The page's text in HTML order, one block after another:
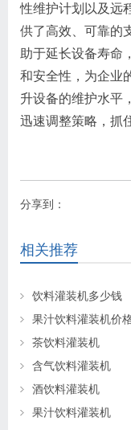
性维护计划以及远
供了高效、可靠的
助于延长设备寿命
和安全性，为企业
升设备的维护水平
迅速调整策略，抓
分享到：
相关推荐
饮料灌装机多少钱
果汁饮料灌装机价
茶饮料灌装机
含气饮料灌装机
酒饮料灌装机
果汁饮料灌装机